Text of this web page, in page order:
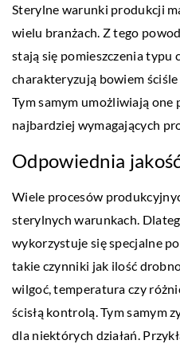
Sterylne warunki produkcji
wielu branżach. Z tego
stają się pomieszczenia typu
charakteryzują bowiem
Tym samym umożliwiają
najbardziej wymagających
Odpowiednia
Wiele procesów
sterylnych warunkach.
wykorzystuje się specjalne
takie czynniki jak ilość
wilgoć, temperatura czy
ścisłą kontrolą. Tym samym
dla niektórych działań.